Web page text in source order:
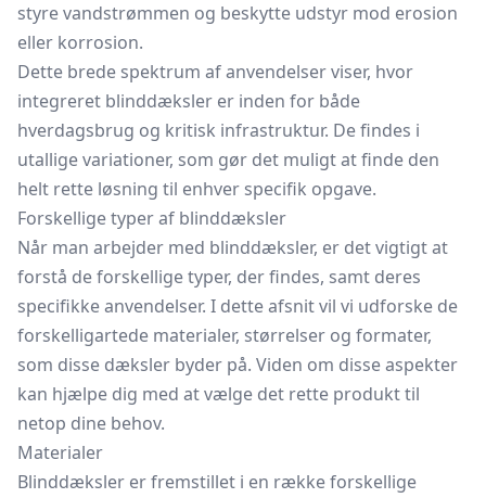
styre vandstrømmen og beskytte udstyr mod erosion
eller korrosion.
Dette brede spektrum af anvendelser viser, hvor
integreret blinddæksler er inden for både
hverdagsbrug og kritisk infrastruktur. De findes i
utallige variationer, som gør det muligt at finde den
helt rette løsning til enhver specifik opgave.
Forskellige typer af blinddæksler
Når man arbejder med blinddæksler, er det vigtigt at
forstå de forskellige typer, der findes, samt deres
specifikke anvendelser. I dette afsnit vil vi udforske de
forskelligartede materialer, størrelser og formater,
som disse dæksler byder på. Viden om disse aspekter
kan hjælpe dig med at vælge det rette produkt til
netop dine behov.
Materialer
Blinddæksler er fremstillet i en række forskellige